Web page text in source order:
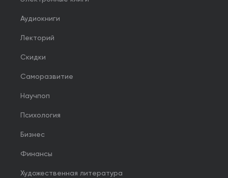
Аудиокниги
Лекторий
Скидки
Саморазвитие
Научпоп
Психология
Бизнес
Финансы
Художественная литература